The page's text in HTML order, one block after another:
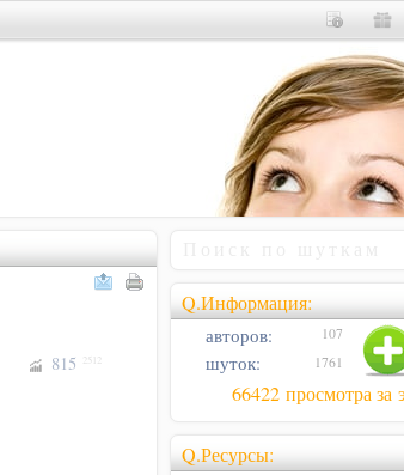
815 2512
Q.Информация:
авторов: 107
шуток: 1761
66422 просмотра за
Q.Ресурсы: